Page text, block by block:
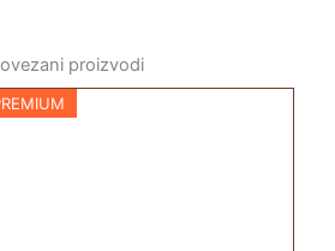
proizvodi